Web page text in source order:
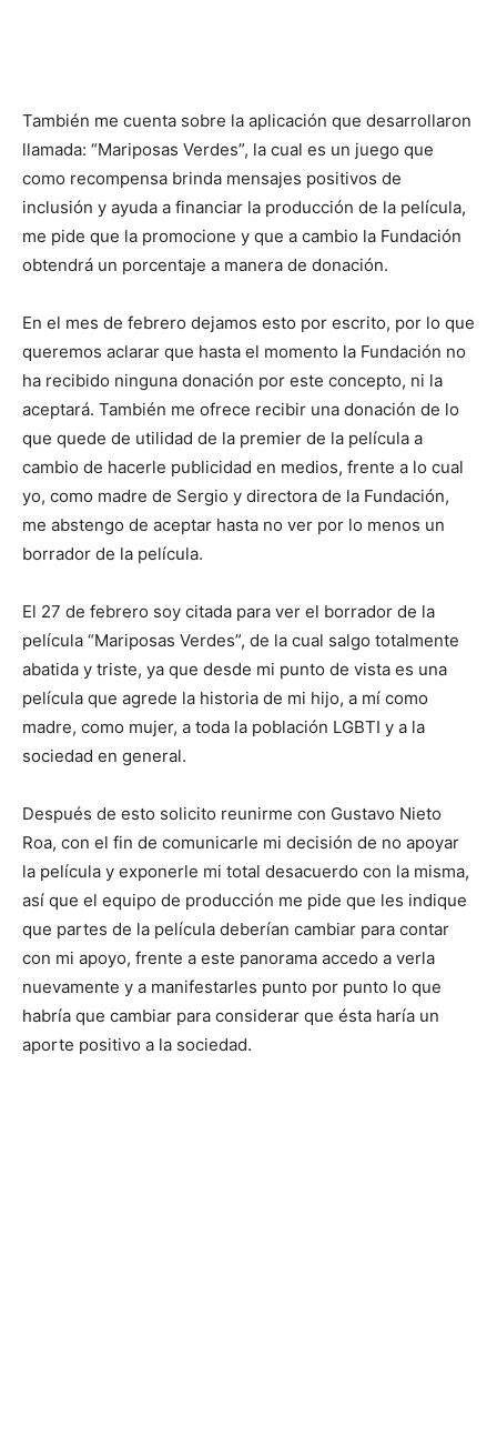
También me cuenta sobre la aplicación que desarrollaron
llamada: “Mariposas Verdes”, la cual es un juego que
como recompensa brinda mensajes positivos de
inclusión y ayuda a financiar la producción de la película,
me pide que la promocione y que a cambio la Fundación
obtendrá un porcentaje a manera de donación.
En el mes de febrero dejamos esto por escrito, por lo que
queremos aclarar que hasta el momento la Fundación no
ha recibido ninguna donación por este concepto, ni la
aceptará. También me ofrece recibir una donación de lo
que quede de utilidad de la premier de la película a
cambio de hacerle publicidad en medios, frente a lo cual
yo, como madre de Sergio y directora de la Fundación,
me abstengo de aceptar hasta no ver por lo menos un
borrador de la película.
El 27 de febrero soy citada para ver el borrador de la
película “Mariposas Verdes”, de la cual salgo totalmente
abatida y triste, ya que desde mi punto de vista es una
película que agrede la historia de mi hijo, a mí como
madre, como mujer, a toda la población LGBTI y a la
sociedad en general.
Después de esto solicito reunirme con Gustavo Nieto
Roa, con el fin de comunicarle mi decisión de no apoyar
la película y exponerle mi total desacuerdo con la misma,
así que el equipo de producción me pide que les indique
que partes de la película deberían cambiar para contar
con mi apoyo, frente a este panorama accedo a verla
nuevamente y a manifestarles punto por punto lo que
habría que cambiar para considerar que ésta haría un
aporte positivo a la sociedad.